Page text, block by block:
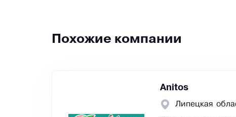
Похожие компании
Anitos
Липецкая